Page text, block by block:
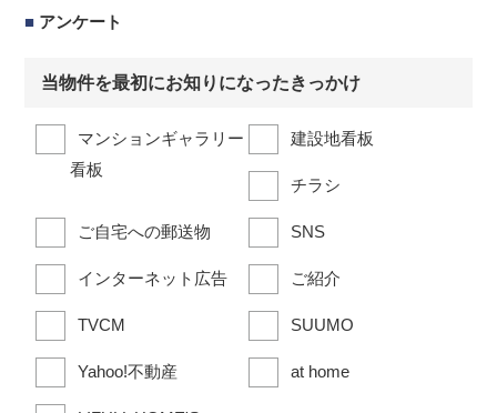
■ アンケート
当物件を最初にお知りになったきっかけ
マンションギャラリー
看板
建設地看板
チラシ
ご自宅への郵送物 SNS
インターネット広告 ご紹介
TVCM SUUMO
Yahoo!不動産 at home